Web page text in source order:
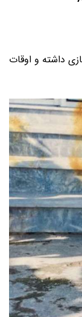
داشته و اوقات